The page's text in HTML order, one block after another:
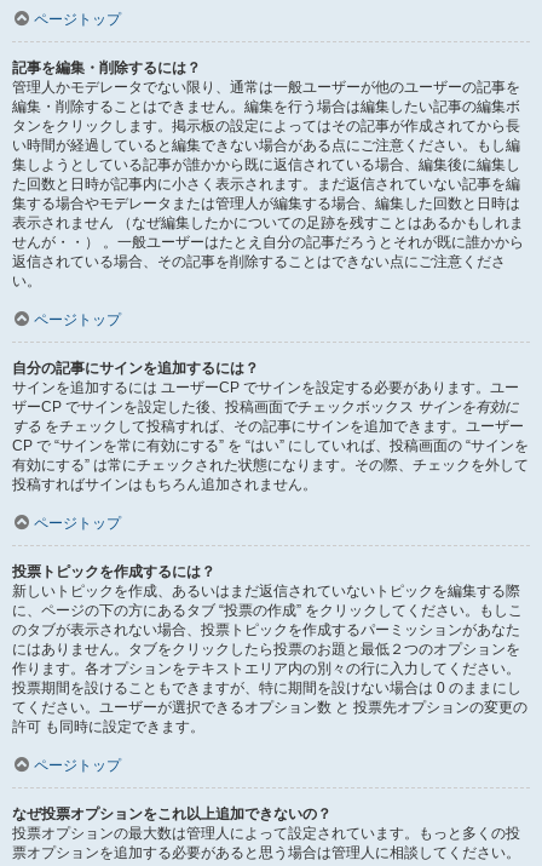
ページトップ
記事を編集・削除するには？
管理人かモデレータでない限り、通常は一般ユーザーが他のユーザーの記事を
編集・削除することはできません。編集を行う場合は編集したい記事の編集ボ
タンをクリックします。掲示板の設定によってはその記事が作成されてから長
い時間が経過していると編集できない場合がある点にご注意ください。もし編
集しようとしている記事が誰かから既に返信されている場合、編集後に編集し
た回数と日時が記事内に小さく表示されます。まだ返信されていない記事を編
集する場合やモデレータまたは管理人が編集する場合、編集した回数と日時は
表示されません （なぜ編集したかについての足跡を残すことはあるかもしれま
せんが・・） 。一般ユーザーはたとえ自分の記事だろうとそれが既に誰かから
返信されている場合、その記事を削除することはできない点にご注意くださ
い。
ページトップ
自分の記事にサインを追加するには？
サインを追加するには ユーザーCP でサインを設定する必要があります。ユー
ザーCP でサインを設定した後、投稿画面でチェックボックス サインを有効に
する をチェックして投稿すれば、その記事にサインを追加できます。ユーザー
CP で “サインを常に有効にする” を “はい” にしていれば、投稿画面の “サインを
有効にする” は常にチェックされた状態になります。その際、チェックを外して
投稿すればサインはもちろん追加されません。
ページトップ
投票トピックを作成するには？
新しいトピックを作成、あるいはまだ返信されていないトピックを編集する際
に、ページの下の方にあるタブ “投票の作成” をクリックしてください。もしこ
のタブが表示されない場合、投票トピックを作成するパーミッションがあなた
にはありません。タブをクリックしたら投票のお題と最低２つのオプションを
作ります。各オプションをテキストエリア内の別々の行に入力してください。
投票期間を設けることもできますが、特に期間を設けない場合は 0 のままにし
てください。ユーザーが選択できるオプション数 と 投票先オプションの変更の
許可 も同時に設定できます。
ページトップ
なぜ投票オプションをこれ以上追加できないの？
投票オプションの最大数は管理人によって設定されています。もっと多くの投
票オプションを追加する必要があると思う場合は管理人に相談してください。